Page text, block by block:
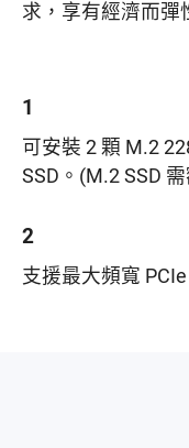
求，享有經濟而彈
1
可安裝 2 顆 M.2
SSD。(M.2 SSD
2
支援最大頻寬